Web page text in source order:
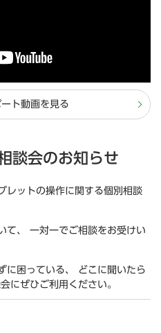
ト動画を見る
談会のお知らせ
レットの操作に関する個別相談
て、 一対一でご相談をお受けい
に困っている、 どこに聞いたら
にぜひご利用ください。